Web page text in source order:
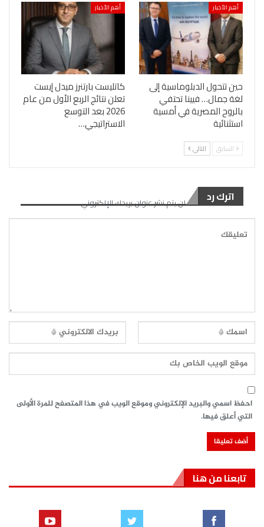
أهم الأخبار
حين تتحول الدبلوماسية إلى
لغة جمال… فيينا تحتفي
بالروح المصرية في أمسية
استثنائية
أهم الأخبار
كاتليست بارتنرز ميدل إيست
تعلن نتائج الربع الأول من عام
2026 بعد التوسع
الاستراتيجي…
السابق التالي
اترك رد لن يتم نشر عنوان بريدك الإلكتروني.
احفظ اسمي والبريد الإلكتروني وموقع الويب في هذا المتصفح للمرة الأولى
التي أعلق فيها.
تابعنا من هنا